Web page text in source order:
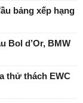
bảng xếp hạng
Bol d’Or, BMW
thử thách EWC